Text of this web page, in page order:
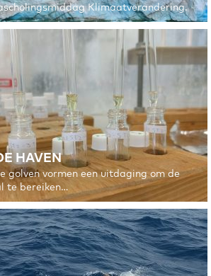
Klimaatverandering.
HAVEN
golven vormen een uitdaging om de
te bereiken…